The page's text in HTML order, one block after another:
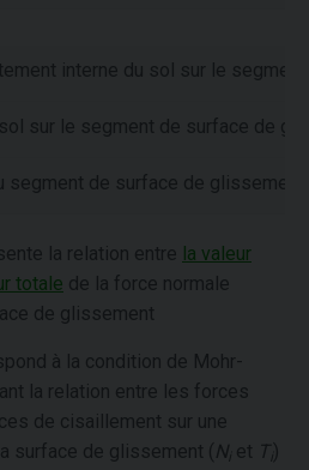
interne du sol sur le
sur le segment de surface de
segment de surface de glissement
la relation entre la valeur
totale de la force normale
de glissement
à la condition de Mohr-
la relation entre les forces
de cisaillement sur une
surface de glissement ( Ni et Ti)